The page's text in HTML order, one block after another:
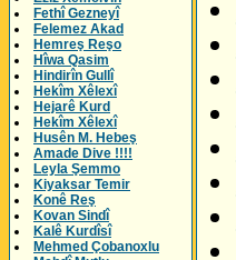
Fethî Gezneyî
Felemez Akad
Hemreş Reşo
Hîwa Qasim
Hindirîn Gullî
Hekîm Xêlexî
Hejarê Kurd
Hekîm Xêlexî
Husên M. Hebeş
Amade Dive !!!!
Leyla Şemmo
Kiyaksar Temir
Konê Reş
Kovan Sindî
Kalê Kurdîsî
Mehmed Çobanoxlu